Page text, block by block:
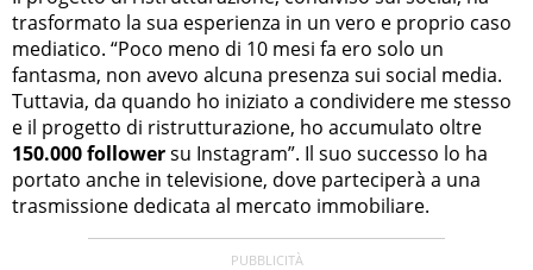
trasformato la sua esperienza in un vero e proprio caso
mediatico. “Poco meno di 10 mesi fa ero solo un
fantasma, non avevo alcuna presenza sui social media.
Tuttavia, da quando ho iniziato a condividere me stesso
e il progetto di ristrutturazione, ho accumulato oltre
150.000 followersu Instagram”. Il suo successo lo ha
portato anche in televisione, dove parteciperà a una
trasmissione dedicata al mercato immobiliare.